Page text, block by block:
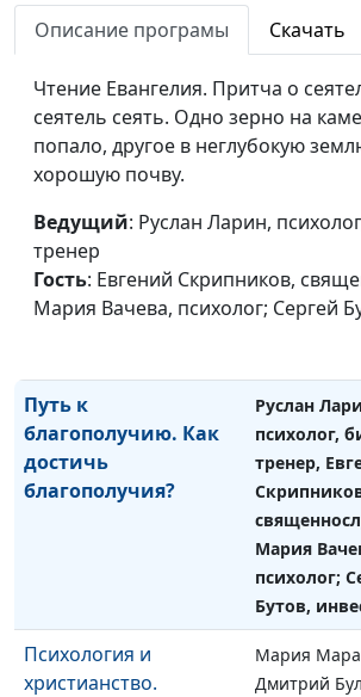
Описание програмы Скачать
Чтение Евангелия. Притча о
сеятель сеять. Одно зерно на
попало, другое в неглубокую
хорошую почву.
Ведущий: Руслан Ларин,
тренер
Гость: Евгений Скрипников,
Мария Вачева, психолог; Сергей
здоровье влияет на
наше благополучие?
Скрипников,
инвестор
Путь к благополучию.
Как найти баланс
между работой и
личной жизнью?
бизнес-
Мария
психолог;
Путь к
благополучию. Как
достичь
благополучия?
Руслан
психолог,
тренер,
Мария
психолог;
Бутов,
Психология и
христианство.
Мария
Дмитрий